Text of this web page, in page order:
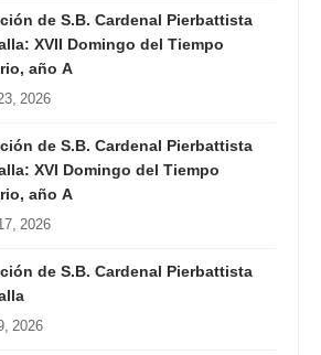
de S.B. Cardenal Pierbattista
XVII Domingo del Tiempo
año A
2026
de S.B. Cardenal Pierbattista
XVI Domingo del Tiempo
año A
2026
de S.B. Cardenal Pierbattista
2026